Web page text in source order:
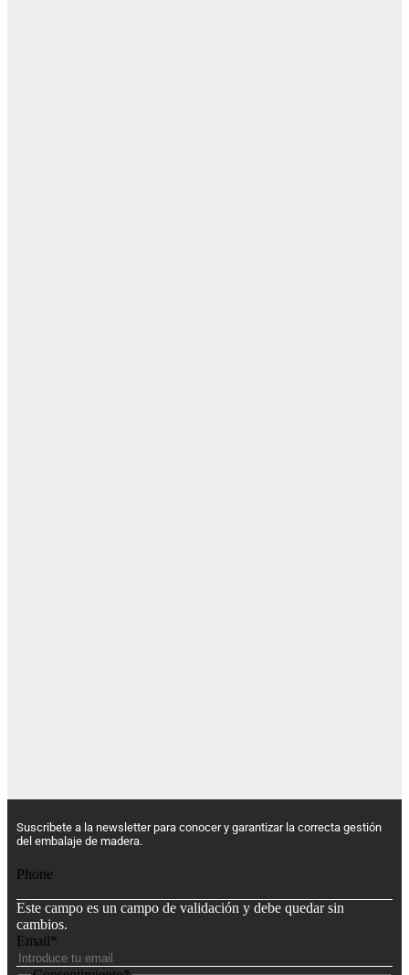
Suscribete a la newsletter para conocer y garantizar la correcta gestión
del embalaje de madera.
Phone
Este campo es un campo de validación y debe quedar sin
cambios.
Email*